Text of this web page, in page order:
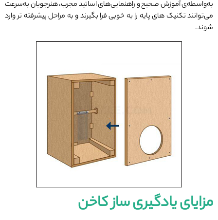
به‌واسطه‌ی آموزش صحیح و راهنمایی‌های اساتید مجرب، هنرجویان به‌سرعت
می‌توانند تکنیک‌ های پایه را به‌ خوبی فرا بگیرند و به مراحل پیشرفته‌ تر وارد
شوند.
مزایای یادگیری ساز کاخن